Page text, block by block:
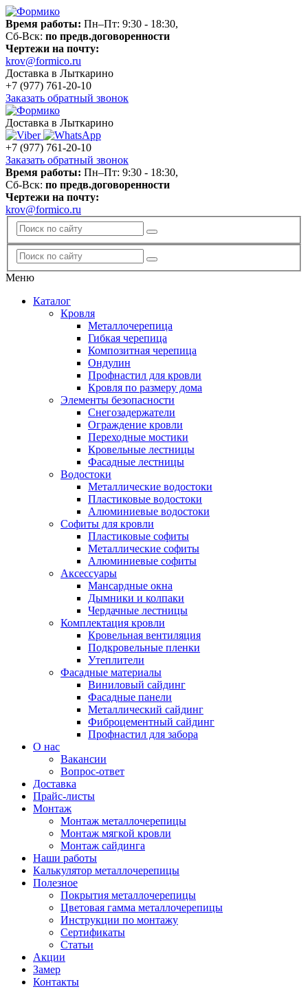
Время работы: Пн–Пт: 9:30 - 18:30,
Сб-Вск: по предв.договоренности
Чертежи на почту:
krov@formico.ru
Доставка в Лыткарино
+7 (977) 761-20-10
Заказать обратный звонок
Доставка в Лыткарино
+7 (977) 761-20-10
Заказать обратный звонок
Время работы: Пн–Пт: 9:30 - 18:30,
Сб-Вск: по предв.договоренности
Чертежи на почту:
krov@formico.ru
Меню
Каталог
Кровля
Металлочерепица
Гибкая черепица
Композитная черепица
Ондулин
Профнастил для кровли
Кровля по размеру дома
Элементы безопасности
Снегозадержатели
Ограждение кровли
Переходные мостики
Кровельные лестницы
Фасадные лестницы
Водостоки
Металлические водостоки
Пластиковые водостоки
Алюминиевые водостоки
Софиты для кровли
Пластиковые софиты
Металлические софиты
Алюминиевые софиты
Аксессуары
Мансардные окна
Дымники и колпаки
Чердачные лестницы
Комплектация кровли
Кровельная вентиляция
Подкровельные пленки
Утеплители
Фасадные материалы
Виниловый сайдинг
Фасадные панели
Металлический сайдинг
Фиброцементный сайдинг
Профнастил для забора
О нас
Вакансии
Вопрос-ответ
Доставка
Прайс-листы
Монтаж
Монтаж металлочерепицы
Монтаж мягкой кровли
Монтаж сайдинга
Наши работы
Калькулятор металлочерепицы
Полезное
Покрытия металлочерепицы
Цветовая гамма металлочерепицы
Инструкции по монтажу
Сертификаты
Статьи
Акции
Замер
Контакты